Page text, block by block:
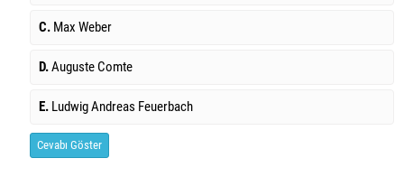
C. Max Weber
D.Auguste Comte
E. Ludwig Andreas Feuerbach
Cevabı Göster